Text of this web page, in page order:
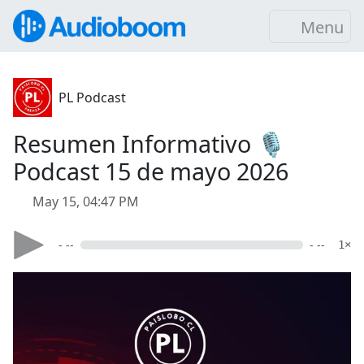
Menu
PL Podcast
Resumen Informativo 🎙️
Podcast 15 de mayo 2026
May 15, 04:47 PM
- -- - -- 1×